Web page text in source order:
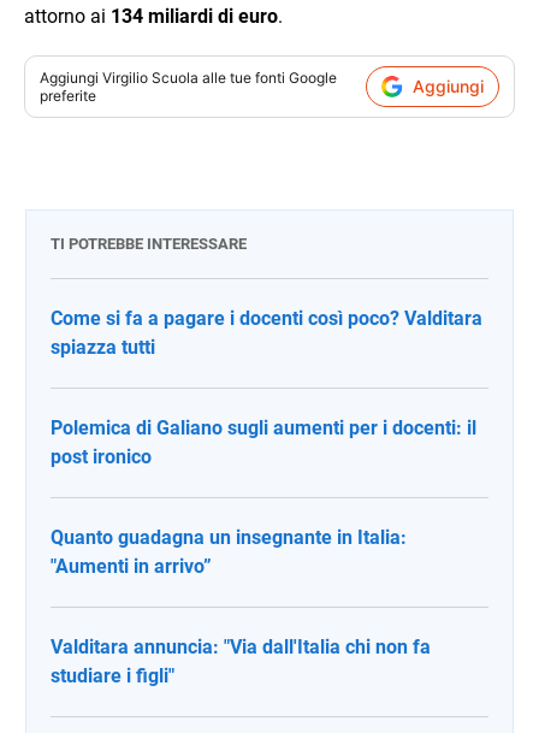
attorno ai 134 miliardi di euro.
Aggiungi Virgilio Scuola alle tue fonti Google
preferite
Aggiungi
TI POTREBBE INTERESSARE
Come si fa a pagare i docenti così poco? Valditara
spiazza tutti
Polemica di Galiano sugli aumenti per i docenti: il
post ironico
Quanto guadagna un insegnante in Italia:
"Aumenti in arrivo”
Valditara annuncia: "Via dall'Italia chi non fa
studiare i figli"